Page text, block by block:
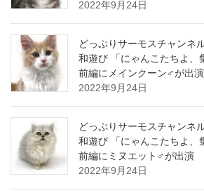
2022年9月24日
どっぷりサーモスチャンネ
和遊び 「にゃんこたちよ、
前編にメインクーン♂が出演
2022年9月24日
どっぷりサーモスチャンネ
和遊び 「にゃんこたちよ、
前編にミヌエット♂が出演
2022年9月24日